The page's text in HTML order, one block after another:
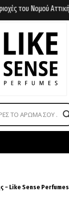
του Νομού Αττικής
– Like Sense Perfumes